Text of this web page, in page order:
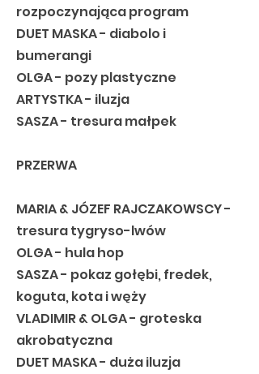
rozpoczynająca program
DUET MASKA - diabolo i
bumerangi
OLGA - pozy plastyczne
ARTYSTKA - iluzja
SASZA - tresura małpek
PRZERWA
MARIA & JÓZEF RAJCZAKOWSCY -
tresura tygryso-lwów
OLGA - hula hop
SASZA - pokaz gołębi, fredek,
koguta, kota i węży
VLADIMIR & OLGA - groteska
akrobatyczna
DUET MASKA - duża iluzja